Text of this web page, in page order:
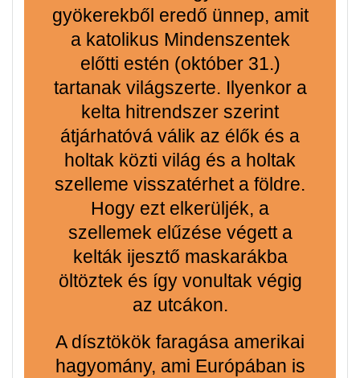
gyökerekből eredő ünnep, amit
a katolikus Mindenszentek
előtti estén (október 31.)
tartanak világszerte. Ilyenkor a
kelta hitrendszer szerint
átjárhatóvá válik az élők és a
holtak közti világ és a holtak
szelleme visszatérhet a földre.
Hogy ezt elkerüljék, a
szellemek elűzése végett a
kelták ijesztő maskarákba
öltöztek és így vonultak végig
az utcákon.
A dísztökök faragása amerikai
hagyomány, ami Európában is